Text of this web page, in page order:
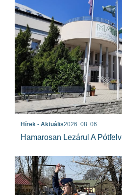
Hírek - Aktuális2026. 08. 06.
Hamarosan Lezárul A